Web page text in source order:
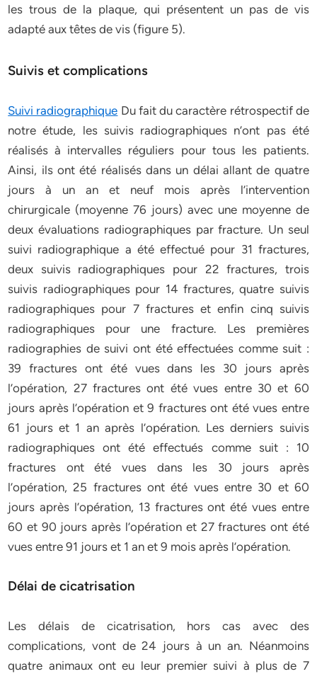
les trous de la plaque, qui présentent un pas de vis
adapté aux têtes de vis (figure 5).
Suivis et complications
Suivi radiographique Du fait du caractère rétrospectif de
notre étude, les suivis radiographiques n’ont pas été
réalisés à intervalles réguliers pour tous les patients.
Ainsi, ils ont été réalisés dans un délai allant de quatre
jours à un an et neuf mois après l’intervention
chirurgicale (moyenne 76 jours) avec une moyenne de
deux évaluations radiographiques par fracture. Un seul
suivi radiographique a été effectué pour 31 fractures,
deux suivis radiographiques pour 22 fractures, trois
suivis radiographiques pour 14 fractures, quatre suivis
radiographiques pour 7 fractures et enfin cinq suivis
radiographiques pour une fracture. Les premières
radiographies de suivi ont été effectuées comme suit :
39 fractures ont été vues dans les 30 jours après
l’opération, 27 fractures ont été vues entre 30 et 60
jours après l’opération et 9 fractures ont été vues entre
61 jours et 1 an après l’opération. Les derniers suivis
radiographiques ont été effectués comme suit : 10
fractures ont été vues dans les 30 jours après
l’opération, 25 fractures ont été vues entre 30 et 60
jours après l’opération, 13 fractures ont été vues entre
60 et 90 jours après l’opération et 27 fractures ont été
vues entre 91 jours et 1 an et 9 mois après l’opération.
Délai de cicatrisation
Les délais de cicatrisation, hors cas avec des
complications, vont de 24 jours à un an. Néanmoins
quatre animaux ont eu leur premier suivi à plus de 7